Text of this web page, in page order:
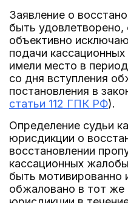
Заявление о
быть удовлетворено,
объективно
подачи
имели место в
со дня вступления
постановления в
статьи 112 ГПК РФ).
Определение судьи
юрисдикции о
восстановлении
кассационных
быть мотивированно
обжаловано в тот же